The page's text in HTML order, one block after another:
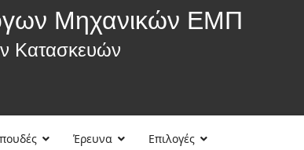
Μηχανικών ΕΜΠ
Κατασκευών
Έρευνα Επιλογές